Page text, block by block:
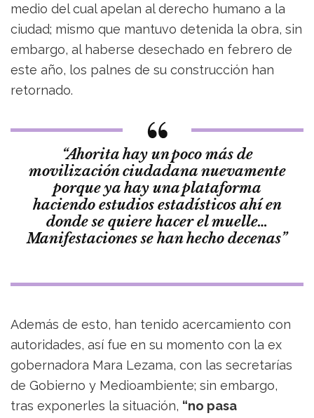
medio del cual apelan al derecho humano a la
ciudad; mismo que mantuvo detenida la obra, sin
embargo, al haberse desechado en febrero de
este año, los palnes de su construcción han
retornado.
“Ahorita hay un poco más de
movilización ciudadana nuevamente
porque ya hay una plataforma
haciendo estudios estadísticos ahí en
donde se quiere hacer el muelle…
Manifestaciones se han hecho decenas”
Además de esto, han tenido acercamiento con
autoridades, así fue en su momento con la ex
gobernadora Mara Lezama, con las secretarías
de Gobierno y Medioambiente; sin embargo,
tras exponerles la situación, “no pasa